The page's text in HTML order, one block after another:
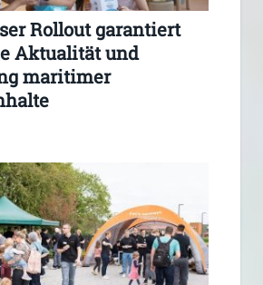
Rollout garantiert
Aktualität und
maritimer